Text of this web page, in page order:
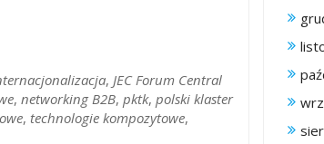
, JEC Forum Central
, networking B2B, pktk, polski klaster
, technologie kompozytowe,